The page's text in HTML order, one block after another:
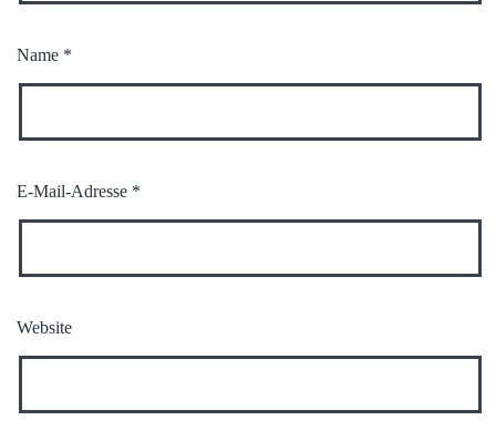
Name *
E-Mail-Adresse *
Website